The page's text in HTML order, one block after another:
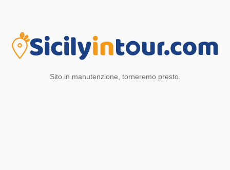
Sito in manutenzione, torneremo presto.